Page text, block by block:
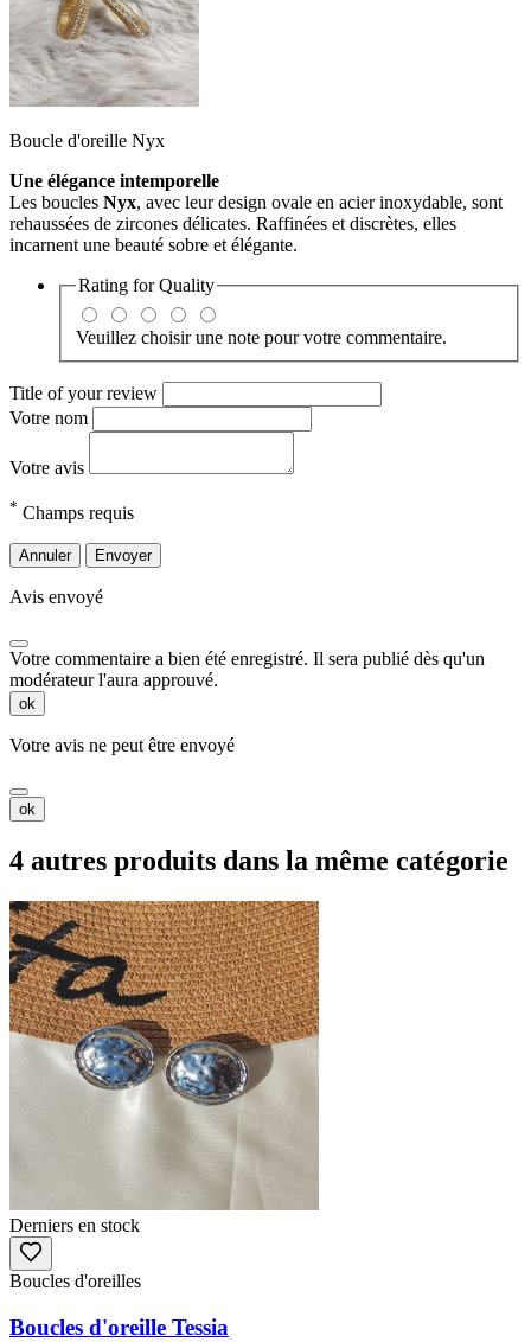
Boucle d'oreille Nyx
Une élégance intemporelle
Les boucles Nyx, avec leur design ovale en acier inoxydable, sont
rehaussées de zircones délicates. Raffinées et discrètes, elles
incarnent une beauté sobre et élégante.
Rating forQuality
Veuillez choisir une note pour votre commentaire.
Title of your review
Votre nom
Votre avis
* Champs requis
Annuler Envoyer
Avis envoyé
Votre commentaire a bien été enregistré. Il sera publié dès qu'un
modérateur l'aura approuvé.
ok
Votre avis ne peut être envoyé
ok
4 autres produits dans la même catégorie
Derniers en stock
Boucles d'oreilles
Boucles d'oreille Tessia